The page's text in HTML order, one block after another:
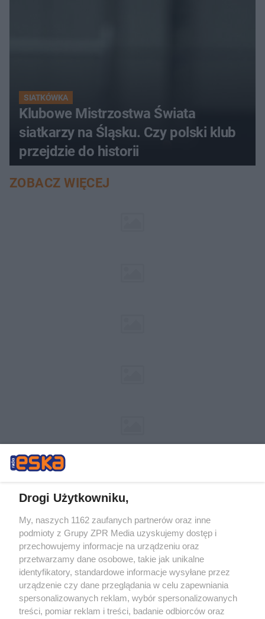
SIATKÓWKA
Klubowe Mistrzostwa Świata
siatkarzy na Śląsku. Czy polski klub
przejdzie do historii
ZOBACZ WIĘCEJ
Żaden utwór zamieszczony w serwisie nie może być powielany i
rozpowszechniany lub dalej rozpowszechniany w jakikolwiek sposób (w
tym także elektroniczny lub mechaniczny) na jakimkolwiek polu
eksploatacji w jakiejkolwiek formie, włącznie z umieszczaniem w
Internecie bez pisemnej zgody właściciela praw. Jakiekolwiek użycie lub
wykorzystanie utworów w całości lub w części z naruszeniem prawa,
tzn. bez właściwej zgody, jest zabronione pod groźbą kary i może być
ścigane prawnie.
Drogi Użytkowniku,
My, naszych 1162 zaufanych partnerów oraz inne
podmioty z Grupy ZPR Media uzyskujemy dostęp i
przechowujemy informacje na urządzeniu oraz
przetwarzamy dane osobowe, takie jak unikalne
identyfikatory, standardowe informacje wysyłane przez
urządzenie czy dane przeglądania w celu zapewniania
spersonalizowanych reklam, wybór spersonalizowanych
treści, pomiar reklam i treści, badanie odbiorców oraz